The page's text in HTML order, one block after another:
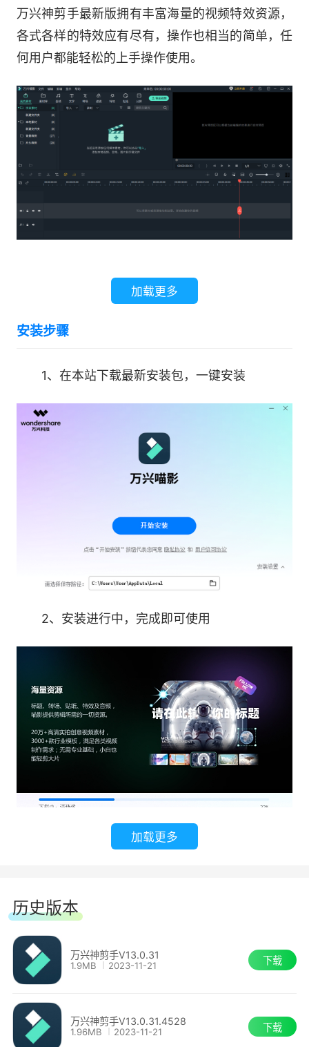
万兴神剪手最新版拥有丰富海量的视频特效资源，
各式各样的特效应有尽有，操作也相当的简单，任
何用户都能轻松的上手操作使用。
加载更多
安装步骤
1、在本站下载最新安装包，一键安装
2、安装进行中，完成即可使用
加载更多
历史版本
万兴神剪手V13.0.31
1.9MB 2023-11-21 下载
万兴神剪手V13.0.31.4528
1.96MB 2023-11-21 下载